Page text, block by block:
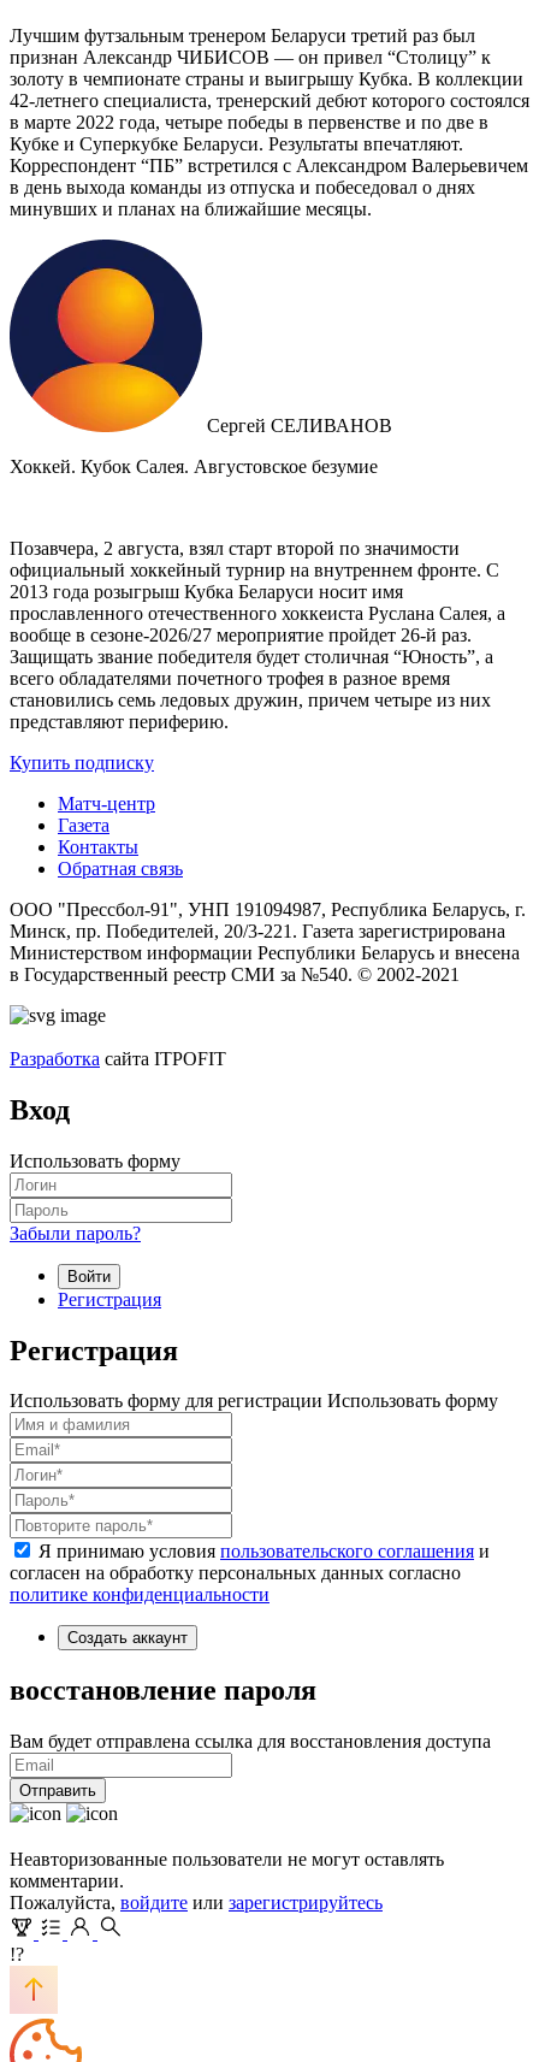
Лучшим футзальным тренером Беларуси третий раз был
признан Александр ЧИБИСОВ — он привел “Столицу” к
золоту в чемпионате страны и выигрышу Кубка. В коллекции
42-летнего специалиста, тренерский дебют которого состоялся
в марте 2022 года, четыре победы в первенстве и по две в
Кубке и Суперкубке Беларуси. Результаты впечатляют.
Корреспондент “ПБ” встретился с Александром Валерьевичем
в день выхода команды из отпуска и побеседовал о днях
минувших и планах на ближайшие месяцы.
Сергей СЕЛИВАНОВ
Хоккей. Кубок Салея. Августовское безумие
Позавчера, 2 августа, взял старт второй по значимости
официальный хоккейный турнир на внутреннем фронте. C
2013 года розыгрыш Кубка Беларуси носит имя
прославленного отечественного хоккеиста Руслана Салея, а
вообще в сезоне-2026/27 мероприятие пройдет 26-й раз.
Защищать звание победителя будет столичная “Юность”, а
всего обладателями почетного трофея в разное время
становились семь ледовых дружин, причем четыре из них
представляют периферию.
Купить подписку
Матч-центр
Газета
Контакты
Обратная связь
ООО "Прессбол-91", УНП 191094987, Республика Беларусь, г.
Минск, пр. Победителей, 20/3-221. Газета зарегистрирована
Министерством информации Республики Беларусь и внесена
в Государственный реестр СМИ за №540. © 2002-2021
Разработка сайта ITPOFIT
Вход
Использовать форму
Забыли пароль?
Войти
Регистрация
Регистрация
Использовать форму для регистрации Использовать форму
Я принимаю условия пользовательского соглашения и
согласен на обработку персональных данных согласно
политике конфиденциальности
Создать аккаунт
восстановление пароля
Вам будет отправлена ссылка для восстановления доступа
Отправить
Неавторизованные пользователи не могут оставлять
комментарии.
Пожалуйста, войдите или зарегистрируйтесь
!?